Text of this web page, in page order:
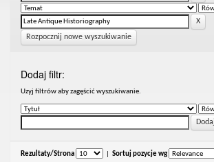
Rozpocznij nowe wyszukiwanie
Dodaj filtr:
Uzyj filtrów aby zagęścić wyszukiwanie.
Rezultaty/Strona Sortuj pozycje wg